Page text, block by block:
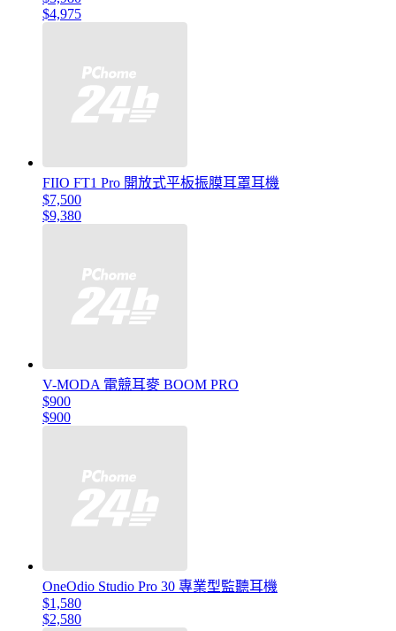
$4,975
FIIO FT1 Pro 開放式平板振膜耳罩耳機
$7,500
$9,380
V-MODA 電競耳麥 BOOM PRO
$900
$900
OneOdio Studio Pro 30 專業型監聽耳機
$1,580
$2,580